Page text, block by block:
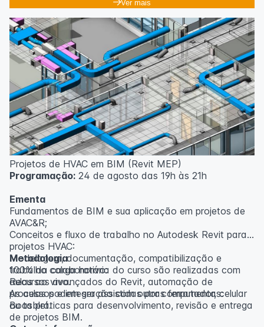
ou tablet.
Outras informações
O curso pode sofrer alteração de dados e horário e os
inscritos serão avisados ​​antecipadamente.
O IPETEC reserva-se o direito de não realizar o curso
caso não atinja o número mínimo de 20 inscritos.
Professor(a):Gabriel Damasceno
Ver mais
Projetos de HVAC em BIM (Revit MEP)
Programação: 24 de agosto das 19h às 21h
Ementa
Fundamentos de BIM e sua aplicação em projetos de
AVAC&R;
Conceitos e fluxo de trabalho no Autodesk Revit para
projetos HVAC:
Modelagem, documentação, compatibilização e
trabalho colaborativo:
Recursos avançados do Revit, automação de
processos e integração com outras ferramentas:
Boas práticas para desenvolvimento, revisão e entrega
de projetos BIM.
Metodologia
100% da carga horária do curso são realizadas com
aulas ao vivo.
As aulas podem ser assistidas por computador, celular
ou tablet.